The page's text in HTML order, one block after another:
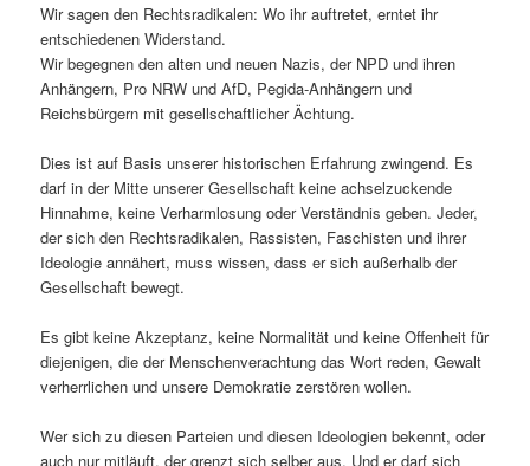
Wir sagen den Rechtsradikalen: Wo ihr auftretet, erntet ihr
entschiedenen Widerstand.
Wir begegnen den alten und neuen Nazis, der NPD und ihren
Anhängern, Pro NRW und AfD, Pegida-Anhängern und
Reichsbürgern mit gesellschaftlicher Ächtung.
Dies ist auf Basis unserer historischen Erfahrung zwingend. Es
darf in der Mitte unserer Gesellschaft keine achselzuckende
Hinnahme, keine Verharmlosung oder Verständnis geben. Jeder,
der sich den Rechtsradikalen, Rassisten, Faschisten und ihrer
Ideologie annähert, muss wissen, dass er sich außerhalb der
Gesellschaft bewegt.
Es gibt keine Akzeptanz, keine Normalität und keine Offenheit für
diejenigen, die der Menschenverachtung das Wort reden, Gewalt
verherrlichen und unsere Demokratie zerstören wollen.
Wer sich zu diesen Parteien und diesen Ideologien bekennt, oder
auch nur mitläuft, der grenzt sich selber aus. Und er darf sich